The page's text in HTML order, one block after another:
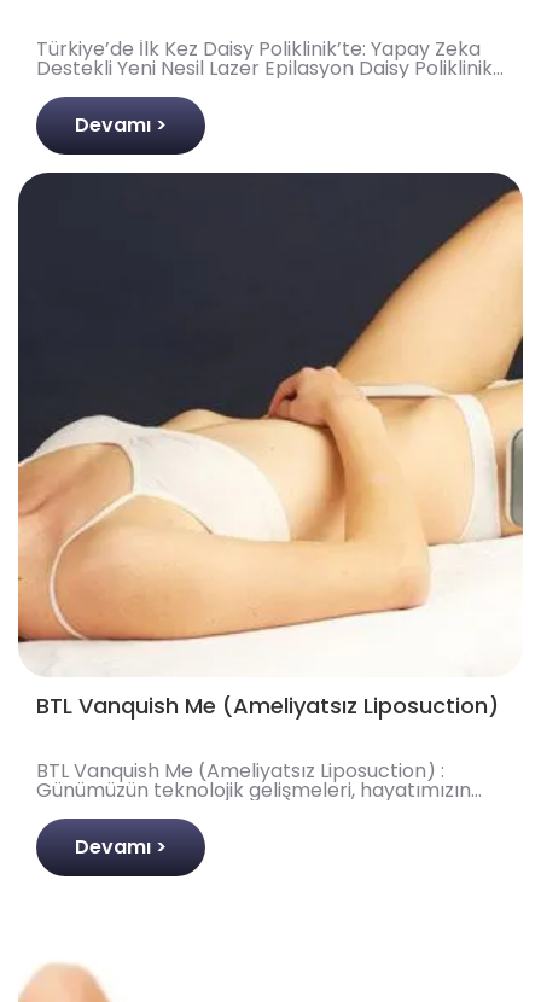
Türkiye’de İlk Kez Daisy Poliklinik’te: Yapay Zeka
Destekli Yeni Nesil Lazer Epilasyon Daisy Poliklinik
olarak, lazer epilasyon yaptırmak isteyenleri..
Devamı >
BTL Vanquish Me (Ameliyatsız Liposuction)
BTL Vanquish Me (Ameliyatsız Liposuction) :
Günümüzün teknolojik gelişmeleri, hayatımızın
her alanını yenilemeye ve bizlerin taleplerini
karşılamaya d..
Devamı >